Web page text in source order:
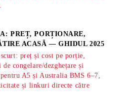
PREȚ, PORȚIONARE,
ACASĂ — GHIDUL 2025
preț și cost pe porție,
congelare/dezghețare și
A5 și Australia BMS 6–7,
și linkuri directe către